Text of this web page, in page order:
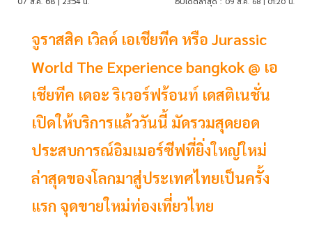
จูราสสิค เวิลด์ เอเชียทีค หรือ Jurassic
World The Experience bangkok @ เอ
เชียทีค เดอะ ริเวอร์ฟร้อนท์ เดสติเนชั่น
เปิดให้บริการแล้ววันนี้ มัดรวมสุดยอด
ประสบการณ์อิมเมอร์ซีฟที่ยิ่งใหญ่ใหม่
ล่าสุดของโลกมาสู่ประเทศไทยเป็นครั้ง
แรก จุดขายใหม่ท่องเที่ยวไทย